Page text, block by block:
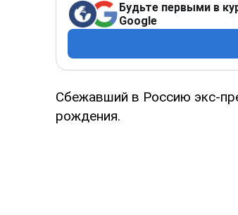
Будьте первыми в
Google
Сбежавший в Россию экс-
рождения.